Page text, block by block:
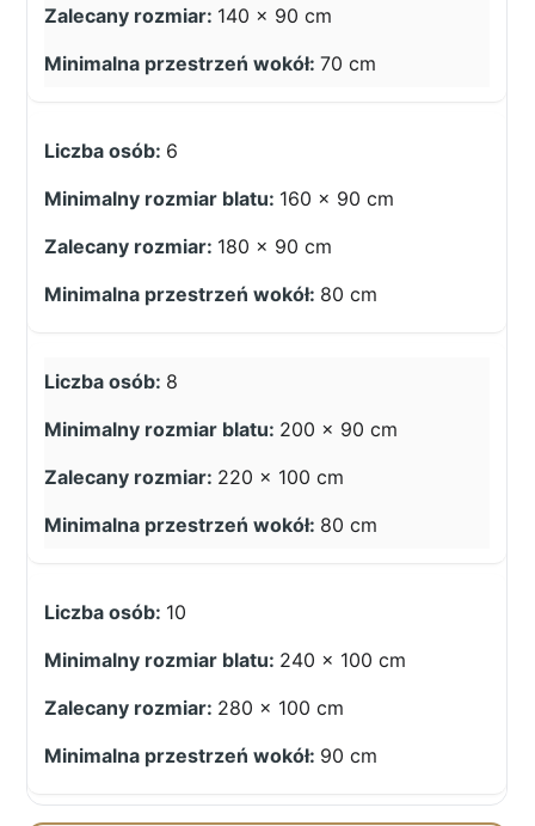
140 × 90 cm
70 cm
6
160 × 90 cm
180 × 90 cm
80 cm
8
200 × 90 cm
220 × 100 cm
80 cm
10
240 × 100 cm
280 × 100 cm
90 cm